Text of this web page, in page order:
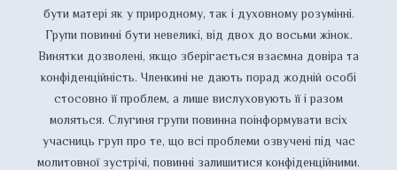
бути матері як у природному, так і духовному розумінні.
Групи повинні бути невеликі, від двох до восьми жінок.
Винятки дозволені, якщо зберігається взаємна довіра та
конфіденційність. Членкині не дають порад жодній особі
стосовно її проблем, а лише вислуховують її і разом
моляться. Слугиня групи повинна поінформувати всіх
учасниць груп про те, що всі проблеми озвучені під час
молитовної зустрічі, повинні залишитися конфіденційними.